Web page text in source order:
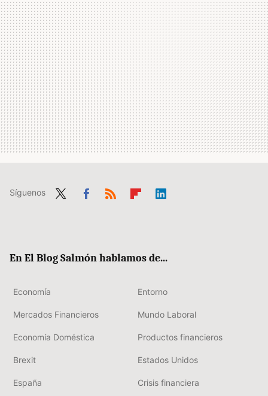
Síguenos
En El Blog Salmón hablamos de...
Economía Entorno
Mercados Financieros Mundo Laboral
Economía Doméstica Productos financieros
Brexit Estados Unidos
España Crisis financiera